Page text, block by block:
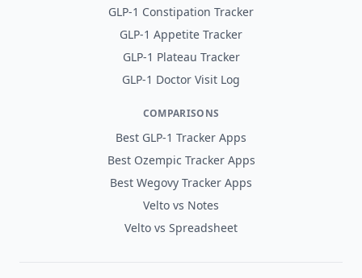
GLP-1 Constipation Tracker
GLP-1 Appetite Tracker
GLP-1 Plateau Tracker
GLP-1 Doctor Visit Log
COMPARISONS
Best GLP-1 Tracker Apps
Best Ozempic Tracker Apps
Best Wegovy Tracker Apps
Velto vs Notes
Velto vs Spreadsheet